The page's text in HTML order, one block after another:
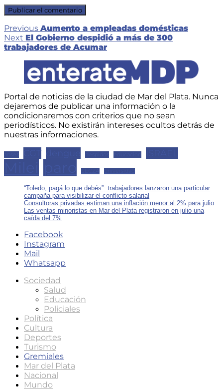
Navegación
de
entradas
Previous Previous
post:
Aumento a empleadas domésticas
Next Next
post:
El Gobierno despidió a más de 300
trabajadores de Acumar
Portal de noticias de la ciudad de Mar del Plata. Nunca
dejaremos de publicar una información o la
condicionaremos con criterios que no sean
periodísticos. No existirán intereses ocultos detrás de
nuestras informaciones.
“Toledo, pagá lo que debés”: trabajadores lanzaron una particular
campaña para visibilizar el conflicto salarial
Consultoras privadas estiman una inflación menor al 2% para julio
Las ventas minoristas en Mar del Plata registraron en julio una
caída del 7%
Facebook
Instagram
Mail
Whatsapp
Sociedad
Salud
Educación
Policiales
Política
Cultura
Deportes
Turismo
Gremiales
Mar del Plata
Nacional
Mundo